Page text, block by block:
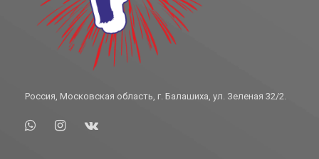
Россия, Московская область, г. Балашиха, ул. Зеленая 32/2.